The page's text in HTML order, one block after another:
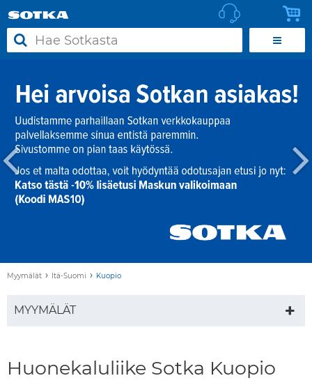
Myymälät › Itä-Suomi › Kuopio
MYYMÄLÄT
Huonekaluliike Sotka Kuopio